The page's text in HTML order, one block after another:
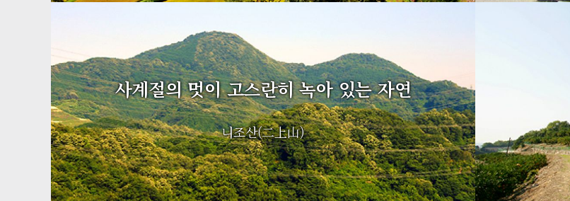
사계절의 멋이 고스란히 녹아 있는 자연
니조산(二上山)